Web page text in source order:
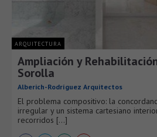
ARQUITECTURA
Ampliación y
Sorolla
Alberich-Rodríguez Arquitectos
El problema compositivo: la
irregular y un sistema cartesiano
recorridos [...]